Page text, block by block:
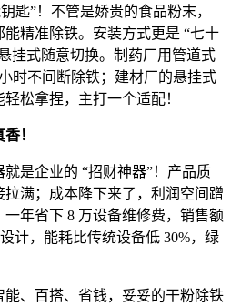
匙”！不管是娇贵的食品粉末，
精准除铁。安装方式更是 “七十
挂式随意切换。制药厂用管道式
时不间断除铁；建材厂的悬挂式
松拿捏，主打一个适配！
！
就是企业的 “招财神器”！产品质
满；成本降下来了，利润空间蹭
一年省下 8 万设备维修费，销售额
计，能耗比传统设备低 30%，绿
、百搭、省钱，妥妥的干粉除铁